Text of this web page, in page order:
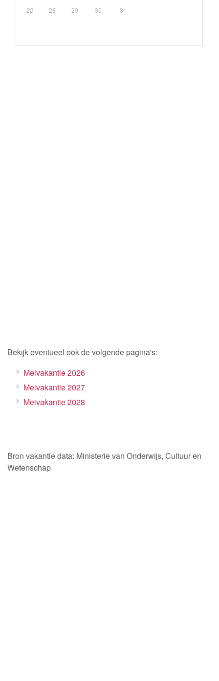
22
28 29 30 31
Bekijk eventueel ook de volgende pagina's:
Meivakantie 2026
Meivakantie 2027
Meivakantie 2028
Bron vakantie data: Ministerie van Onderwijs, Cultuur en
Wetenschap